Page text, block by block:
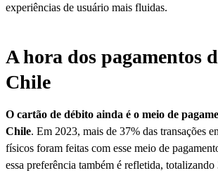
experiências de usuário mais fluidas.
A hora dos pagamentos
Chile
O cartão de débito ainda é o meio de
Chile. Em 2023, mais de 37% das transações
físicos foram feitas com esse meio de
essa preferência também é refletida,